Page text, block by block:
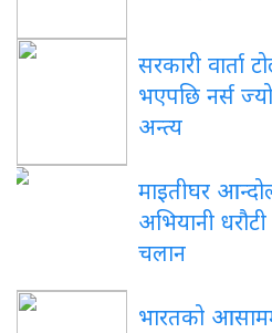
सरकारी वार्ता
भएपछि नर्स
अन्त्य
माइतीघर
अभियानी
चलान
भारतको